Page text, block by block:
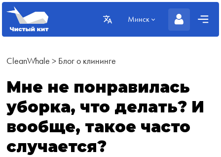
Минск
CleanWhale > Блог о клининге
Мне не понравилась
уборка, что делать? И
вообще, такое часто
случается?